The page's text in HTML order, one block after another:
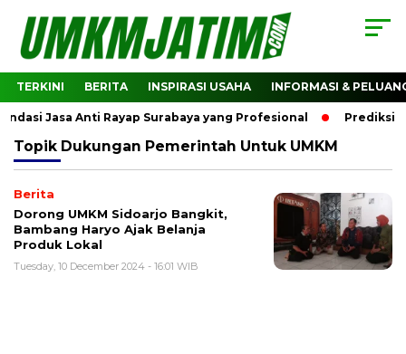
TERKINI BERITA INSPIRASI USAHA INFORMASI &
Jasa Anti Rayap Surabaya yang Profesional Prediksi
Topik Dukungan Pemerintah Untuk UMKM
Berita
Dorong UMKM Sidoarjo Bangkit,
Bambang Haryo Ajak Belanja
Produk Lokal
Tuesday, 10 December 2024 - 16:01 WIB